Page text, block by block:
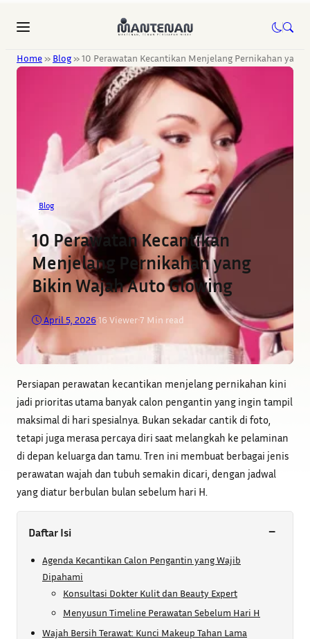
Home » Blog »10 Perawatan Kecantikan Menjelang Pernikahan yang
Blog
10 Perawatan Kecantikan
Menjelang Pernikahan yang
Bikin Wajah Auto Glowing
April 5, 2026•16 Viewer•7 Min read
Persiapan perawatan kecantikan menjelang pernikahan kini
jadi prioritas utama banyak calon pengantin yang ingin tampil
maksimal di hari spesialnya. Bukan sekadar cantik di foto,
tetapi juga merasa percaya diri saat melangkah ke pelaminan
di depan keluarga dan tamu. Tren ini membuat berbagai jenis
perawatan wajah dan tubuh semakin dicari, dengan jadwal
yang diatur berbulan bulan sebelum hari H.
Daftar Isi −
Agenda Kecantikan Calon Pengantin yang Wajib
Dipahami
Konsultasi Dokter Kulit dan Beauty Expert
Menyusun Timeline Perawatan Sebelum Hari H
Wajah Bersih Terawat: Kunci Makeup Tahan Lama